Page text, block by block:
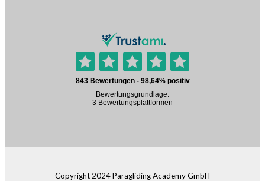
Copyright 2024 Paragliding Academy GmbH